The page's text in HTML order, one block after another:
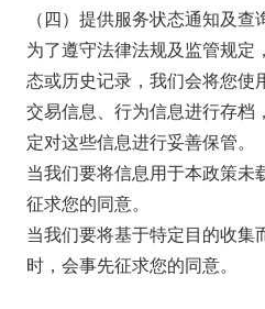
（四）提供服务状态通知及查
为了遵守法律法规及监管规定
态或历史记录，我们会将您使
交易信息、行为信息进行存档
定对这些信息进行妥善保管。
当我们要将信息用于本政策未
征求您的同意。
当我们要将基于特定目的收集
时，会事先征求您的同意。